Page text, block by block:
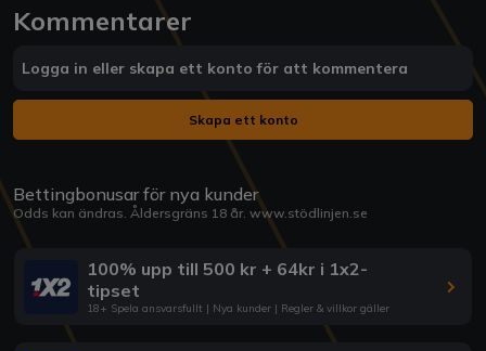
Kommentarer
Logga in eller skapa ett konto för att kommentera
Skapa ett konto
Bettingbonusar för nya kunder
Odds kan ändras. Åldersgräns 18 år. www.stödlinjen.se
100% upp till 500 kr + 64kr i 1x2-
tipset
18+ Spela ansvarsfullt | Nya kunder | Regler & villkor gäller